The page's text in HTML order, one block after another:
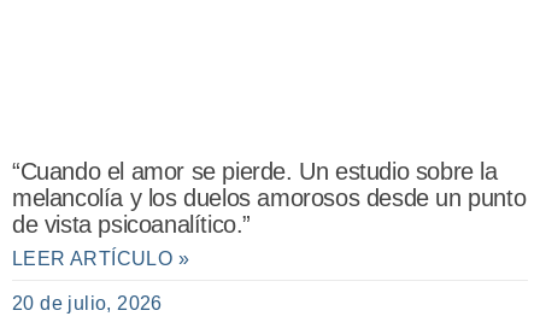
“Cuando el amor se pierde. Un estudio sobre la
melancolía y los duelos amorosos desde un punto
de vista psicoanalítico.”
LEER ARTÍCULO »
20 de julio, 2026